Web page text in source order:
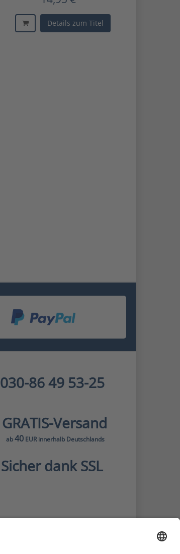
Details zum Titel
030-86 49 53-25
GRATIS-Versand
ab40EUR innerhalb Deutschlands
Sicher dank SSL